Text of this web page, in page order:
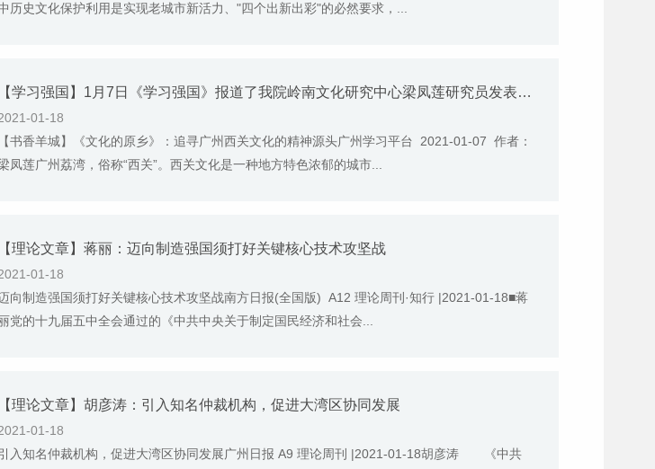
历史文化保护利用是实现老城市新活力、"四个出新出彩"的必然要求，...
【学习强国】1月7日《学习强国》报道了我院岭南文化研究中心梁凤莲研究员发表的文章
01-18
【书香羊城】《文化的原乡》：追寻广州西关文化的精神源头广州学习平台 2021-01-07 作者：
凤莲广州荔湾，俗称“西关”。西关文化是一种地方特色浓郁的城市...
【理论文章】蒋丽：迈向制造强国须打好关键核心技术攻坚战
01-18
向制造强国须打好关键核心技术攻坚战南方日报(全国版) A12 理论周刊·知行 |2021-01-18■蒋
党的十九届五中全会通过的《中共中央关于制定国民经济和社会...
【理论文章】胡彦涛：引入知名仲裁机构，促进大湾区协同发展
01-18
入知名仲裁机构，促进大湾区协同发展广州日报 A9 理论周刊 |2021-01-18胡彦涛 《中共